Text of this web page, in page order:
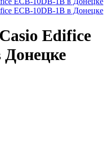
Edifice
Донецке